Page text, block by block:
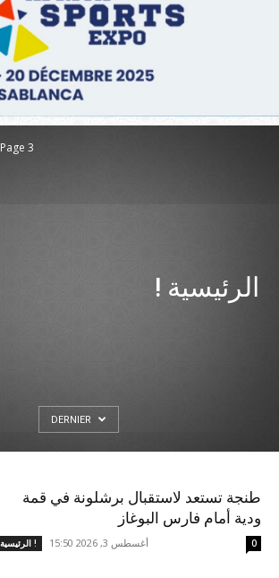
Page 3
الرئيسية !
DERNIER
طنجة تستعد لاستقبال برشلونة في قمة
ودية أمام فارس البوغاز
الرئيسية ! أغسطس 3, 2026 15:50 0